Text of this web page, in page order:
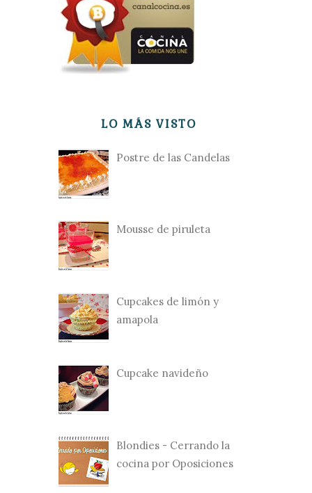
LO MÁS VISTO
Postre de las Candelas
Mousse de piruleta
Cupcakes de limón y
amapola
Cupcake navideño
Blondies - Cerrando la
cocina por Oposiciones